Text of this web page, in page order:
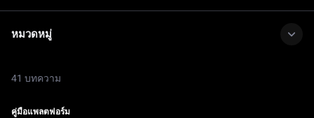
หมวดหมู่
41 บทความ
คู่มือแพลตฟอร์ม